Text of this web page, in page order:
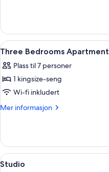
Bedroom
Apartment
Åpne
alle
bildene
av
Three
Bedrooms
7
Three Bedrooms Apartment
Plass til 7 personer
1 kingsize-seng
Wi-fi inkludert
Mer informasjon
Mer
Bedrooms
Apartment
Åpne
5
Studio